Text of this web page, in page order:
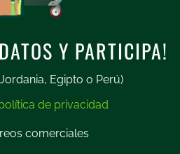
Y PARTICIPA!
Egipto o Perú)
de privacidad
comerciales